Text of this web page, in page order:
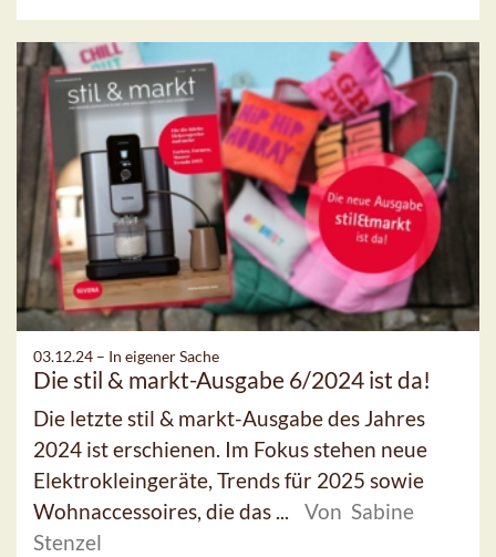
03.12.24 – In eigener Sache
Die stil & markt-Ausgabe 6/2024 ist da!
Die letzte stil & markt-Ausgabe des Jahres
2024 ist erschienen. Im Fokus stehen neue
Elektrokleingeräte, Trends für 2025 sowie
Wohnaccessoires, die das ...
Von Sabine
Stenzel